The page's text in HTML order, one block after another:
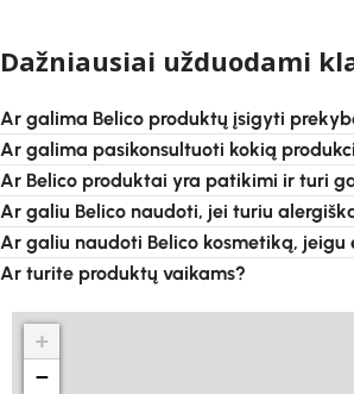
Dažniausiai užduodami
Ar galima Belico produktų įsigyti
Ar galima pasikonsultuoti kokią
Ar Belico produktai yra patikimi ir turi
Ar galiu Belico naudoti, jei turiu
Ar galiu naudoti Belico kosmetiką, jeigu
Ar turite produktų vaikams?
+
−